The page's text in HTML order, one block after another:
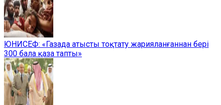
ЮНИСЕФ: «Газада атысты тоқтату жарияланғаннан бері
300 бала қаза тапты»